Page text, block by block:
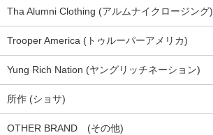
Tha Alumni Clothing (アルムナイクロージング)
Trooper America (トゥルーパーアメリカ)
Yung Rich Nation (ヤングリッチネーション)
所作 (ショサ)
OTHER BRAND (その他)